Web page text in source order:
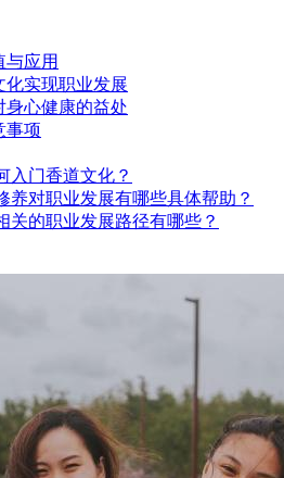
与应用
化实现职业发展
身心健康的益处
事项
入门香道文化？
养对职业发展有哪些具体帮助？
关的职业发展路径有哪些？